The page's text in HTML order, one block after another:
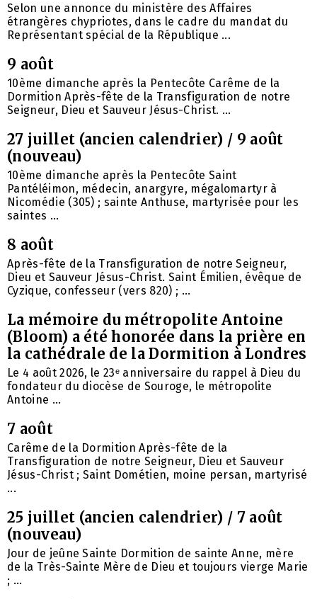
Selon une annonce du ministère des Affaires
étrangères chypriotes, dans le cadre du mandat du
Représentant spécial de la République ...
9 août
10ème dimanche après la Pentecôte Carême de la
Dormition Après-fête de la Transfiguration de notre
Seigneur, Dieu et Sauveur Jésus-Christ. ...
27 juillet (ancien calendrier) / 9 août
(nouveau)
10ème dimanche après la Pentecôte Saint
Pantéléimon, médecin, anargyre, mégalomartyr à
Nicomédie (305) ; sainte Anthuse, martyrisée pour les
saintes ...
8 août
Après-fête de la Transfiguration de notre Seigneur,
Dieu et Sauveur Jésus-Christ. Saint Émilien, évêque de
Cyzique, confesseur (vers 820) ; ...
La mémoire du métropolite Antoine
(Bloom) a été honorée dans la prière en
la cathédrale de la Dormition à Londres
Le 4 août 2026, le 23ᵉ anniversaire du rappel à Dieu du
fondateur du diocèse de Souroge, le métropolite
Antoine ...
7 août
Carême de la Dormition Après-fête de la
Transfiguration de notre Seigneur, Dieu et Sauveur
Jésus-Christ ; Saint Dométien, moine persan, martyrisé
...
25 juillet (ancien calendrier) / 7 août
(nouveau)
Jour de jeûne Sainte Dormition de sainte Anne, mère
de la Très-Sainte Mère de Dieu et toujours vierge Marie
; ...